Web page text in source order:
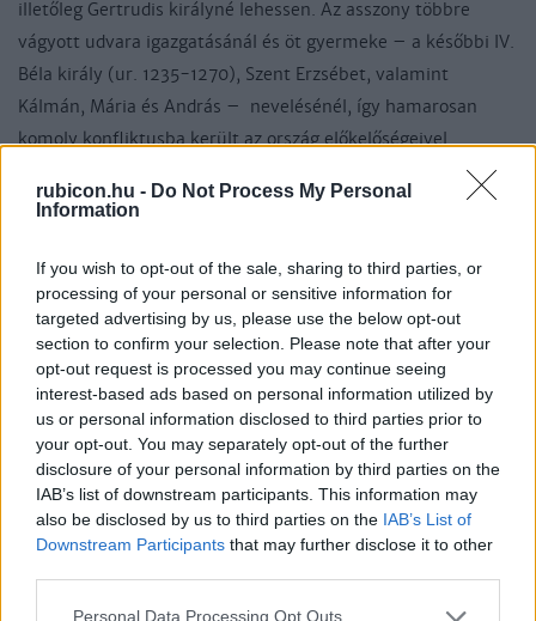
rubicon.hu - Do Not Process My Personal
Information
If you wish to opt-out of the sale, sharing to third parties, or
processing of your personal or sensitive information for
targeted advertising by us, please use the below opt-out
section to confirm your selection. Please note that after your
opt-out request is processed you may continue seeing
interest-based ads based on personal information utilized by
us or personal information disclosed to third parties prior to
your opt-out. You may separately opt-out of the further
disclosure of your personal information by third parties on the
IAB’s list of downstream participants. This information may
also be disclosed by us to third parties on the IAB’s List of
Downstream Participants that may further disclose it to other
Please note that this website/app uses one or more Google
Personal Data Processing Opt Outs
illetőleg Gertrudis királyné lehessen. Az asszony többre
vágyott udvara igazgatásánál és öt gyermeke – a későbbi IV.
Béla király (ur. 1235-1270), Szent Erzsébet, valamint
Kálmán, Mária és András – nevelésénél, így hamarosan
komoly konfliktusba került az ország előkelőségeivel.
pénzszórásba kezdett, aminek kedvezményezettjei rendre a
menekülő Meráni hercegi család tagjai voltak. A nova
institutiones, vagyis „új berendezkedés” jegyében az
uralkodó egész vármegyéket, valamint kulcsfontosságú
tisztségeket ajándékozott az „idegeneknek”, így például
Gertrudis öccse, Bertold prépostból előbb kalocsai érsek lett,
utóbb pedig az erdélyi vajdaságot is megkapta. Nem
meglepő tehát, hogy az „új berendezkedés” rövid időn belül
kiváltotta az elhanyagolt országnagyok felháborodását, akik,
miután panaszaik süket fülekre találtak – abban bízva, hogy
így sikerül véget vetni az adományozásoknak –,